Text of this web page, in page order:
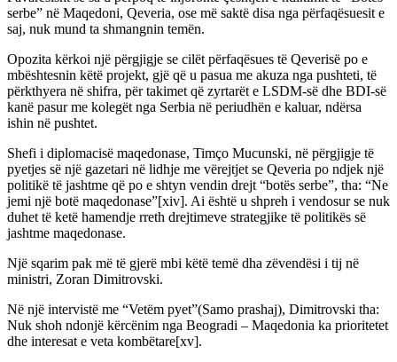
serbe” në Maqedoni, Qeveria, ose më saktë disa nga përfaqësuesit e
saj, nuk mund ta shmangnin temën.
Opozita kërkoi një përgjigje se cilët përfaqësues të Qeverisë po e
mbështesnin këtë projekt, gjë që u pasua me akuza nga pushteti, të
përkthyera në shifra, për takimet që zyrtarët e LSDM-së dhe BDI-së
kanë pasur me kolegët nga Serbia në periudhën e kaluar, ndërsa
ishin në pushtet.
Shefi i diplomacisë maqedonase, Timço Mucunski, në përgjigje të
pyetjes së një gazetari në lidhje me vërejtjet se Qeveria po ndjek një
politikë të jashtme që po e shtyn vendin drejt “botës serbe”, tha: “Ne
jemi një botë maqedonase”[xiv]. Ai është u shpreh i vendosur se nuk
duhet të ketë hamendje rreth drejtimeve strategjike të politikës së
jashtme maqedonase.
Një sqarim pak më të gjerë mbi këtë temë dha zëvendësi i tij në
ministri, Zoran Dimitrovski.
Në një intervistë me “Vetëm pyet”(Samo prashaj), Dimitrovski tha:
Nuk shoh ndonjë kërcënim nga Beogradi – Maqedonia ka prioritetet
dhe interesat e veta kombëtare[xv].